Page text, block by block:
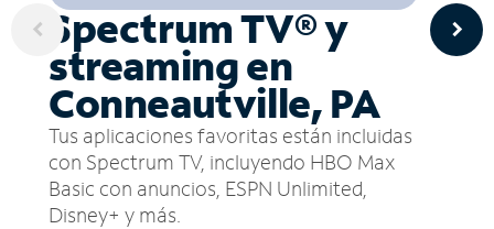
Spectrum TV® y
streaming en
Conneautville, PA
Tus aplicaciones favoritas están incluidas
con Spectrum TV, incluyendo HBO Max
Basic con anuncios, ESPN Unlimited,
Disney+ y más.